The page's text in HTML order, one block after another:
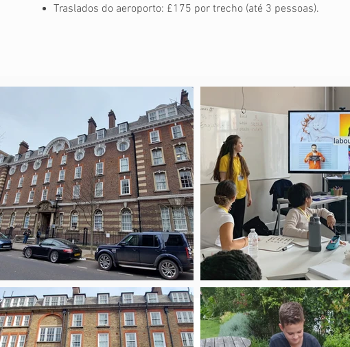
Traslados do aeroporto: £175 por trecho (até 3 pessoas).